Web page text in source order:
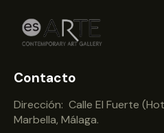
Contacto
Dirección: Calle El Fuerte
Marbella, Málaga.